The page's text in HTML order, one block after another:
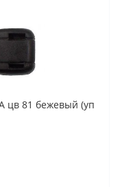
цв 81 бежевый (уп